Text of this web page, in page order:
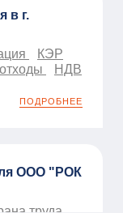
в г.
КЭР
НДВ
ПОДРОБНЕЕ
ООО "РОК